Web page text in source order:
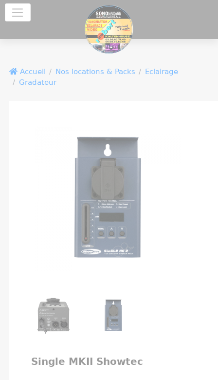
Accueil Nos locations & Packs
Eclairage
Gradateur
Single MKII Showtec
Panneau de gestion des cookies